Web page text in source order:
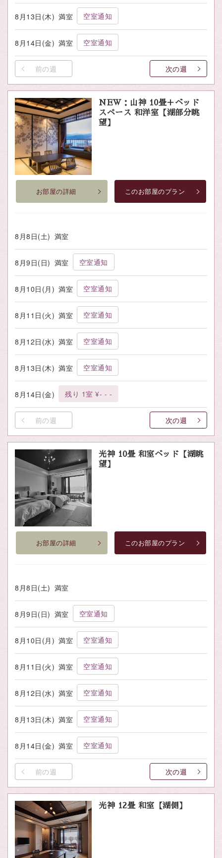
8月13日(木) 満室 空室通知
8月14日(金) 満室 空室通知
前の週 次の週
NEW：山神 10畳＋ベッド
スペース 和洋室【湖部分眺
望】
お部屋の詳細 このお部屋のプラン
8月8日(土) 満室
8月9日(日) 満室 空室通知
8月10日(月) 満室 空室通知
8月11日(火) 満室 空室通知
8月12日(水) 満室 空室通知
8月13日(木) 満室 空室通知
8月14日(金) 残り 1室 ¥- - -
前の週 次の週
光神 10畳 和室ベッド【湖眺
望】
お部屋の詳細 このお部屋のプラン
8月8日(土) 満室
8月9日(日) 満室 空室通知
8月10日(月) 満室 空室通知
8月11日(火) 満室 空室通知
8月12日(水) 満室 空室通知
8月13日(木) 満室 空室通知
8月14日(金) 満室 空室通知
前の週 次の週
光神 12畳 和室【湖側】